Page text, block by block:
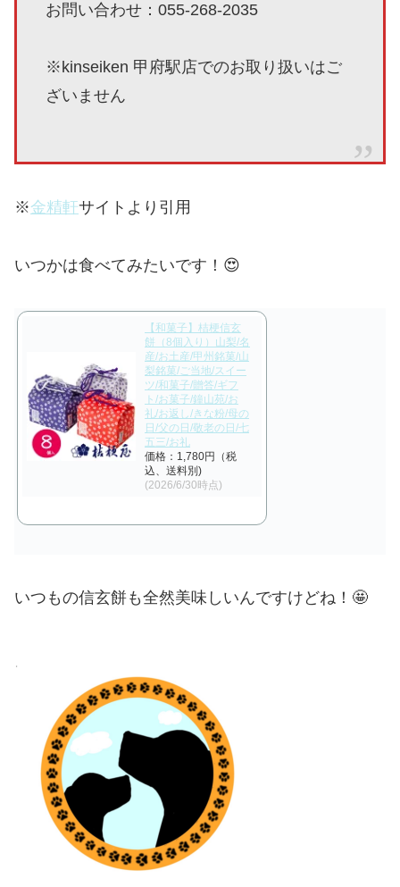
お問い合わせ：055-268-2035
※kinseiken 甲府駅店でのお取り扱いはご
ざいません
※金精軒サイトより引用
いつかは食べてみたいです！😍
【和菓子】桔梗信玄
餅（8個入り）山梨/名
産/お土産/甲州銘菓/山
梨銘菓/ご当地/スイー
ツ/和菓子/贈答/ギフ
ト/お菓子/鐘山苑/お
礼/お返し/きな粉/母の
日/父の日/敬老の日/七
五三/お礼
価格：1,780円（税
込、送料別)
(2026/6/30時点)
いつもの信玄餅も全然美味しいんですけどね！🤩